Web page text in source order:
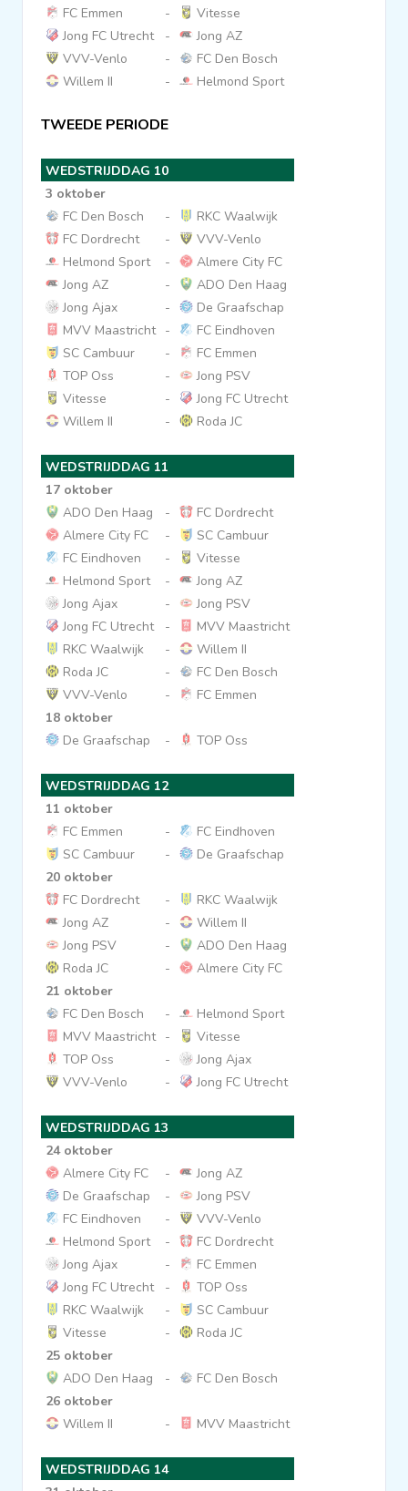
FC Emmen -
Vitesse
Jong FC Utrecht
-
Jong AZ
VVV-Venlo
-
FC Den Bosch
Willem II
- Helmond Sport
TWEEDE PERIODE
WEDSTRIJDDAG 10
3 oktober
FC Den Bosch
-
RKC Waalwijk
FC Dordrecht
-
VVV-Venlo
Helmond Sport
-
Almere City FC
Jong AZ
-
ADO Den Haag
Jong Ajax
-
De Graafschap
MVV Maastricht -
FC Eindhoven
SC Cambuur
-
FC Emmen
TOP Oss
-
Jong PSV
Vitesse
-
Jong FC Utrecht
Willem II
- Roda JC
WEDSTRIJDDAG 11
17 oktober
ADO Den Haag
-
FC Dordrecht
Almere City FC
-
SC Cambuur
FC Eindhoven
-
Vitesse
Helmond Sport
-
Jong AZ
Jong Ajax
-
Jong PSV
Jong FC Utrecht
-
MVV Maastricht
RKC Waalwijk
-
Willem II
Roda JC
-
FC Den Bosch
VVV-Venlo
-
FC Emmen
18 oktober
De Graafschap
- TOP Oss
WEDSTRIJDDAG 12
11 oktober
FC Emmen
-
FC Eindhoven
SC Cambuur
-
De Graafschap
20 oktober
FC Dordrecht
-
RKC Waalwijk
Jong AZ
-
Willem II
Jong PSV
-
ADO Den Haag
Roda JC
-
Almere City FC
21 oktober
FC Den Bosch
-
Helmond Sport
MVV Maastricht -
Vitesse
TOP Oss
-
Jong Ajax
VVV-Venlo
- Jong FC Utrecht
WEDSTRIJDDAG 13
24 oktober
Almere City FC
-
Jong AZ
De Graafschap
-
Jong PSV
FC Eindhoven
-
VVV-Venlo
Helmond Sport
-
FC Dordrecht
Jong Ajax
-
FC Emmen
Jong FC Utrecht
-
TOP Oss
RKC Waalwijk
-
SC Cambuur
Vitesse
-
Roda JC
25 oktober
ADO Den Haag
-
FC Den Bosch
26 oktober
Willem II
- MVV Maastricht
WEDSTRIJDDAG 14